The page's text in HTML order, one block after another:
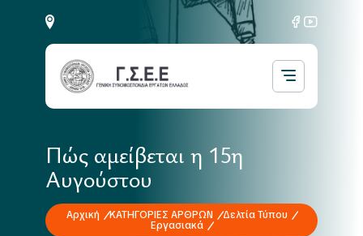
Πώς αμείβεται η 15η
Αυγούστου
Αρχική ΚΑΤΗΓΟΡΙΕΣ ΑΡΘΡΩΝ
Δελτία Τύπου
Εργασιακά